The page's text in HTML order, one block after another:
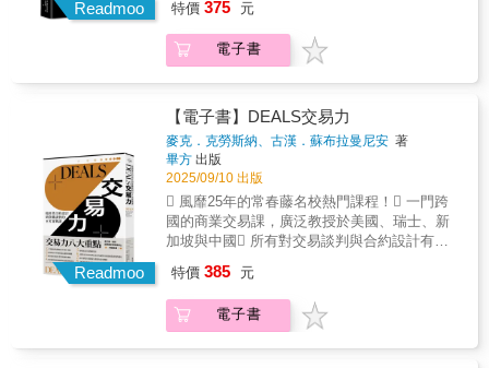
裂。被對方牽著走：辨識對手使用的技巧
（如：最後通牒、獅子大開口、白臉黑臉
等），並學會有效的反制之道。關係與利益的
內含83個取自商場及職場的真實案例，並附有
專家解析。自我檢測：提供30個言述的談判能
力檢測表與20組情境的談判風格量表，讓您快
速定位自己的強弱項。東西合璧：取材自現代
英美學者與中國古代典籍（如《孫子兵
法》），融合多元智慧。結構嚴謹：從基礎認
知、準備、氛圍營造到實戰議價與跨國談判，
涵蓋談判全流程。心理戰術揭祕：深入剖析23
種議價過程中的攻防手法（囚籠、壓力、陷
人的一種生活方式！我們從小到大，幾乎每天
都不自覺地，在從事許多大大小小的談判。．
向父母索取零用錢．向老師要求縮小考試範
者：想要學習「不戰而屈人之兵」，透過心理
判》可以學到：導正談判迷思：破除「辯贏就
是贏家」或「準備周全就不會被嚇到」等常見
錯誤觀念。完整的準備流程：學會談判前的8大
準備工作，包括確立目標、評估實力、規劃策
略及選擇時間地點。實戰攻防技巧：掌握如何
「喊高價」、如何回應對手的「柔性回拒」，
以及應對對手設置的「囚籠、壓力與陷阱」。
溝通與結案：學習陳述、聆聽、發問與答覆的
技巧，以及如何優雅地讓步並達成雙贏協議。
《商務談判》可以幫我們解決：信心不足：透
過「談判能力檢測」，讓您認清現狀並提供提
升能力的具體路徑。容易情緒化：學習如何控
制情緒，避免因「意志力競賽」導致談判破
裂。被對方牽著走：辨識對手使用的技巧
（如：最後通牒、獅子大開口、白臉黑臉
Readmoo
勢新冠疫情徹底改變我們的互動方式。隨著供
應鏈中斷、線上會議興起與遠距合作成為常
態，談判的對象、內容、地點和方法都與從前
貝澤曼是國際知名的談判專家，在哈佛商學院
專為高階主管開設「改變賽局」課程，他發現
在談判中，獨特的情境會影響談判方式。在這
本書中，你可以學到：1. 辨別文化、經濟、政
治、人際關係、溝通模式與對方的行為等不同
情境的影響2. 創造錨點、五五對分等傳統的談
判策略，並針對各種情境做出調整3. 利用文字
與視訊如何談判4. 如何提供附加條件，甚至改
變談判賽局5. 遇到爭議情境與道德問題時該如
認知偏見，並學會在不確定的環境中靈活應
變。無論是供應鏈協商、創業投資、銷售談
判，或職場溝通，都能運用這些方法，找出把
特價 375 元
電子書
Readmoo
【電子書】DEALS交易力
麥克．克勞斯納、古漢．蘇布拉曼尼安 著
畢方 出版
2025/09/10 出版
 風靡25年的常春藤名校熱門課程！ 一門跨
國的商業交易課，廣泛教授於美國、瑞士、新
加坡與中國 所有對交易談判與合約設計有需
的學生和專業人士的必讀經典。走進哈佛與史
丹佛的大師講堂，揭開商業世界交易背後的思
維與結構！《DEALS交易力：從商業合約設計
特價 385 元
電子書